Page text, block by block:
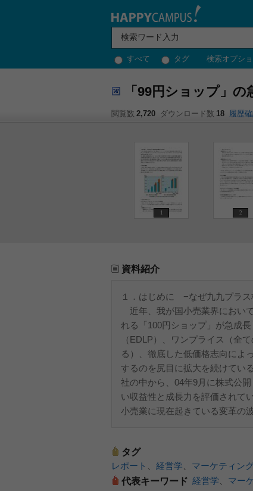
すべて タグ 検索オプシ
「99円ショップ」の
閲覧数 2,720 ダウンロード数 18 履歴
1 2
資料紹介
１．はじめに −なぜ九九プラ
近年、我が国小売業界におい
れる「100円ショップ」が急成
（EDLP）、ワンプライス（全
る）、徹底した低価格志向によ
するのを尻目に拡大を続けてい
社の中から、04年9月に株式公
い収益性と成長力を評価されて
小売業に現在起きている変革の
タグ
レポート
経営学 マーケティン
代表キーワード 経営学 マー